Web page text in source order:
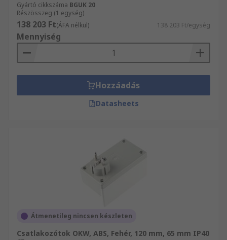
Gyártó cikkszáma BGUK 20
Részösszeg (1 egység)
138 203 Ft(ÁFA nélkül) 138 203 Ft/egység
Mennyiség
Hozzáadás
Datasheets
Átmenetileg nincsen készleten
Csatlakozótok OKW, ABS, Fehér, 120 mm, 65 mm IP40